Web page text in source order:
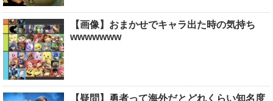
【画像】おまかせでキャラ出た時の気持ち
wwwwwww
【疑問】勇者って海外だとどれくらい知名度